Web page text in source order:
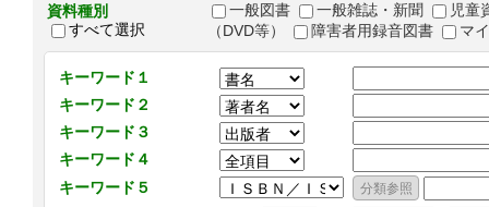
資料種別
すべて選択
一般図書 一般雑誌・新聞
児童
（DVD等）
障害者用録音図書 マ
キーワード１
キーワード２
キーワード３
キーワード４
キーワード５